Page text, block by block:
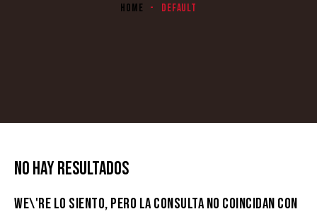
HOME DEFAULT
NO HAY RESULTADOS
WE\'RE LO SIENTO, PERO LA CONSULTA NO COINCIDAN CON